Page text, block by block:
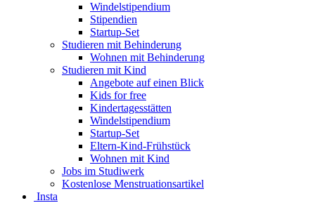
Windelstipendium
Stipendien
Startup-Set
Studieren mit Behinderung
Wohnen mit Behinderung
Studieren mit Kind
Angebote auf einen Blick
Kids for free
Kindertagesstätten
Windelstipendium
Startup-Set
Eltern-Kind-Frühstück
Wohnen mit Kind
Jobs im Studiwerk
Kostenlose Menstruationsartikel
Insta